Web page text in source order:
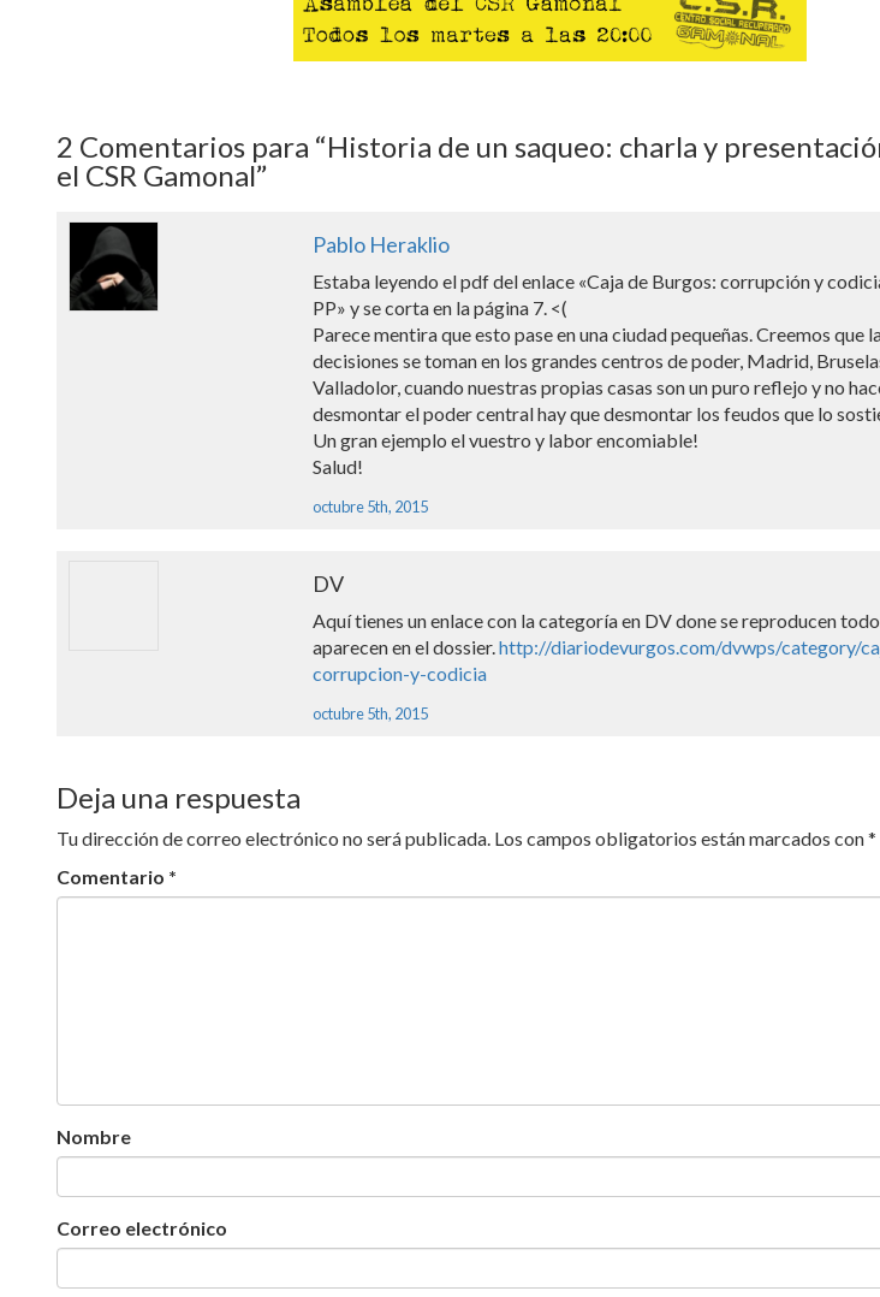
2 Comentarios para “Historia de un saqueo: charla y
el CSR Gamonal”
Pablo Heraklio
Estaba leyendo el pdf del enlace «Caja de Burgos: corrupción y
PP» y se corta en la página 7. <(
Parece mentira que esto pase en una ciudad pequeñas. Creemos que
decisiones se toman en los grandes centros de poder, Madrid,
Valladolor, cuando nuestras propias casas son un puro reflejo y no
desmontar el poder central hay que desmontar los feudos que lo
Un gran ejemplo el vuestro y labor encomiable!
Salud!
octubre 5th, 2015
DV
Aquí­ tienes un enlace con la categorí­a en DV done se reproducen
aparecen en el dossier. http://diariodevurgos.com/dvwps/category/
corrupcion-y-codicia
octubre 5th, 2015
Deja una respuesta
Tu dirección de correo electrónico no será publicada. Los campos obligatorios están marcados con*
Comentario *
Nombre
Correo electrónico